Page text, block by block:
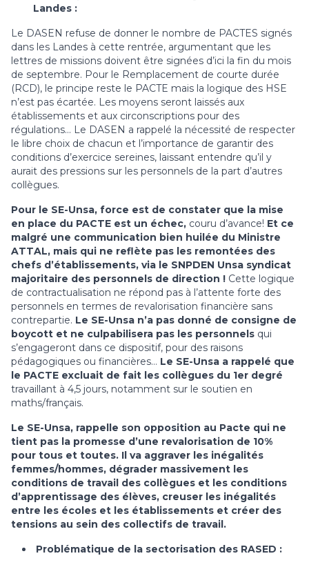
Landes :
Le DASEN refuse de donner le nombre de PACTES signés
dans les Landes à cette rentrée, argumentant que les
lettres de missions doivent être signées d’ici la fin du mois
de septembre. Pour le Remplacement de courte durée
(RCD), le principe reste le PACTE mais la logique des HSE
n’est pas écartée. Les moyens seront laissés aux
établissements et aux circonscriptions pour des
régulations… Le DASEN a rappelé la nécessité de respecter
le libre choix de chacun et l’importance de garantir des
conditions d’exercice sereines, laissant entendre qu’il y
aurait des pressions sur les personnels de la part d’autres
collègues.
Pour le SE-Unsa, force est de constater que la mise
en place du PACTE est un échec, couru d’avance! Et ce
malgré une communication bien huilée du Ministre
ATTAL, mais qui ne reflète pas les remontées des
chefs d’établissements, via le SNPDEN Unsa syndicat
majoritaire des personnels de direction ! Cette logique
de contractualisation ne répond pas à l’attente forte des
personnels en termes de revalorisation financière sans
contrepartie. Le SE-Unsa n’a pas donné de consigne de
boycott et ne culpabilisera pas les personnels qui
s’engageront dans ce dispositif, pour des raisons
pédagogiques ou financières… Le SE-Unsa a rappelé que
le PACTE excluait de fait les collègues du 1er degré
travaillant à 4,5 jours, notamment sur le soutien en
maths/français.
Le SE-Unsa, rappelle son opposition au Pacte qui ne
tient pas la promesse d’une revalorisation de 10%
pour tous et toutes. Il va aggraver les inégalités
femmes/hommes, dégrader massivement les
conditions de travail des collègues et les conditions
d’apprentissage des élèves, creuser les inégalités
entre les écoles et les établissements et créer des
tensions au sein des collectifs de travail.
Problématique de la sectorisation des RASED :